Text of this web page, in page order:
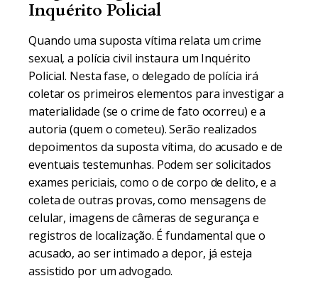
Inquérito Policial
Quando uma suposta vítima relata um crime
sexual, a polícia civil instaura um Inquérito
Policial. Nesta fase, o delegado de polícia irá
coletar os primeiros elementos para investigar a
materialidade (se o crime de fato ocorreu) e a
autoria (quem o cometeu). Serão realizados
depoimentos da suposta vítima, do acusado e de
eventuais testemunhas. Podem ser solicitados
exames periciais, como o de corpo de delito, e a
coleta de outras provas, como mensagens de
celular, imagens de câmeras de segurança e
registros de localização. É fundamental que o
acusado, ao ser intimado a depor, já esteja
assistido por um advogado.